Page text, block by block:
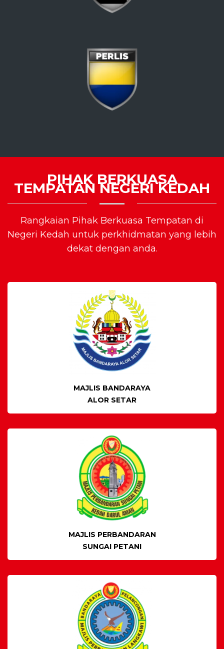
PIHAK BERKUASA
TEMPATAN NEGERI KEDAH
Rangkaian Pihak Berkuasa Tempatan di
Negeri Kedah untuk perkhidmatan yang lebih
dekat dengan anda.
MAJLIS BANDARAYA
ALOR SETAR
MAJLIS PERBANDARAN
SUNGAI PETANI